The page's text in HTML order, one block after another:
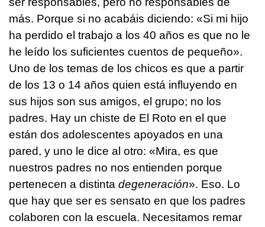
más. Porque si no acabáis diciendo: «Si mi hijo
ha perdido el trabajo a los 40 años es que no le
he leído los suficientes cuentos de pequeño».
Uno de los temas de los chicos es que a partir
de los 13 o 14 años quien está influyendo en
sus hijos son sus amigos, el grupo; no los
padres. Hay un chiste de El Roto en el que
están dos adolescentes apoyados en una
pared, y uno le dice al otro: «Mira, es que
nuestros padres no nos entienden porque
pertenecen a distinta degeneración». Eso. Lo
que hay que ser es sensato en que los padres
colaboren con la escuela. Necesitamos remar